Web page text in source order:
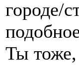
городе/
Ты тоже,